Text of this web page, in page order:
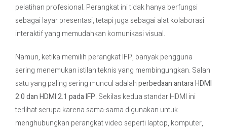
Contact Us
pelatihan profesional. Perangkat ini tidak hanya berfungsi
sebagai layar presentasi, tetapi juga sebagai alat kolaborasi
interaktif yang memudahkan komunikasi visual.
Namun, ketika memilih perangkat IFP, banyak pengguna
sering menemukan istilah teknis yang membingungkan. Salah
satu yang paling sering muncul adalahperbedaan antara HDMI
2.0 dan HDMI 2.1 pada IFP. Sekilas kedua standar HDMI ini
terlihat serupa karena sama-sama digunakan untuk
menghubungkan perangkat video seperti laptop, komputer,